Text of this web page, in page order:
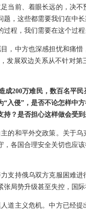
当前、着眼长远的，决
，这些都需要我们在中
程，我们需要在这个过
，中方也深感担忧和痛
发展双边关系从不针对
200万难民，数百名平
入侵”，是否不论怎样中
？是否担心这样做会受
的和平外交政策。关于
各国合理安全关切也应
支持俄乌双方克服困难
局势升级甚至失控，国际
道主义危机。中方已经